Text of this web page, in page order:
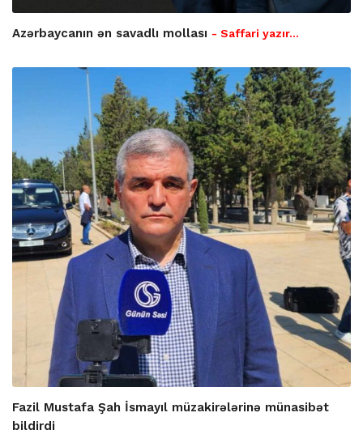
Azərbaycanın ən savadlı mollası - Saffari yazır…
Fazil Mustafa Şah İsmayıl müzakirələrinə münasibət
bildirdi